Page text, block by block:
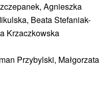
Agnieszka
Beata Stefaniak-
Krzaczkowska
Przybylski, Małgorzata